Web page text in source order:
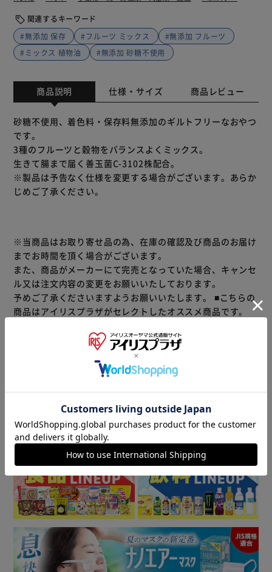
関連するキーワード
#無添加 保存
#フルーツ ミックス
#無添加 フルーツ
#ミックス 植物油
#無添加 砂糖不使用
商品説明 仕様・サイズ 商品レビュー
砂糖不使用、着色料・保存料無添加のギルトフリーなおやつ
です。
3種のフルーツと穀物をバランスよくミックス。
生きて腸まで届く善玉菌C-3102株配合。
※製品は予告なく仕様を変更する場合がございます。あらか
じめご了承ください。
※当商品はお取り寄せ品の為、在庫の確認及び商品のお届け
までお時間を頂く場合がございます。
また、商品がメーカーにて完売となっていた場合、キャンセ
ル又は注文内容の変更をお願いいたしております。
予めご了承くださいますようお願いいたします。 ■こちらの
商品はアイリスプラザがセレクトしたオススメ商品です。
数量限定商品はご注文が完了しても完売になる場合がござい
ます。ご注文をいただいた後にお断りさせていただく場合が
ございますのでなにとぞご了承ください。
商品情報